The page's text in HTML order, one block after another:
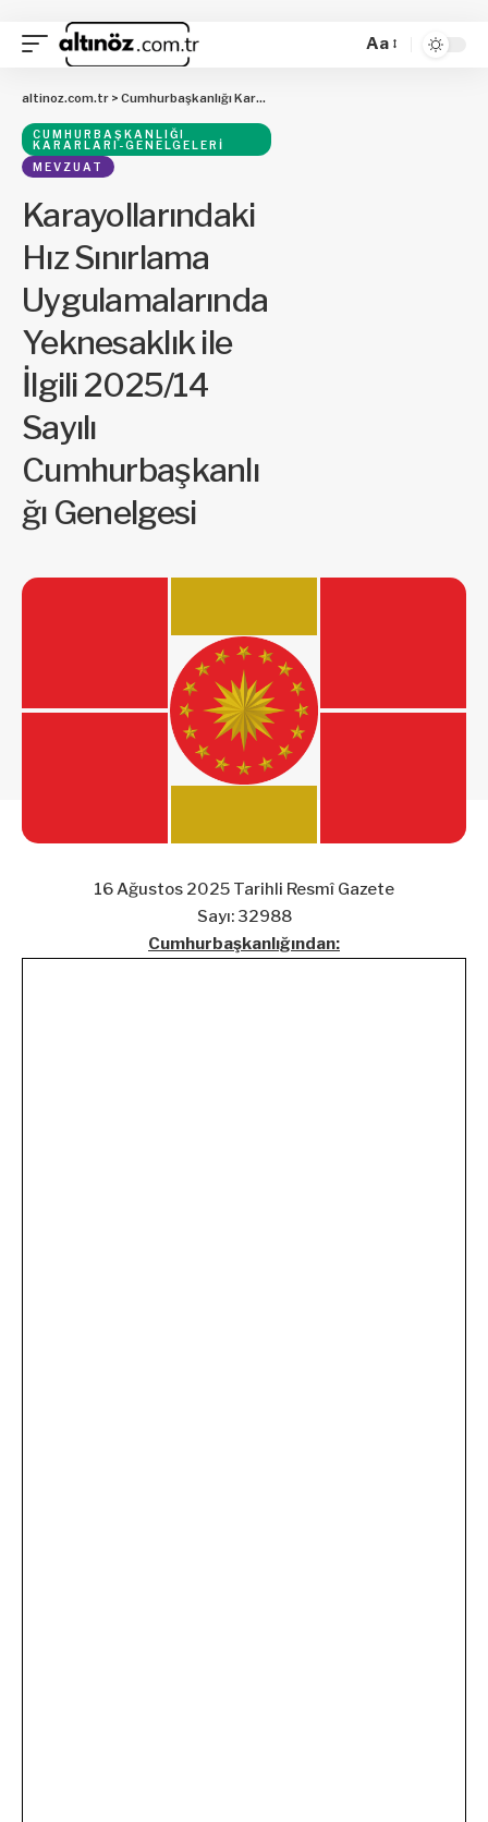
Aa
altinoz.com.tr > Cumhurbaşkanlığı Kararları-Genelgeleri
CUMHURBAŞKANLIĞI
KARARLARI-GENELGELERI
MEVZUAT
Karayollarındaki
Hız Sınırlama
Uygulamalarında
Yeknesaklık ile
İlgili 2025/14
Sayılı
Cumhurbaşkanlı
ğı Genelgesi
16 Ağustos 2025 Tarihli Resmî Gazete
Sayı: 32988
Cumhurbaşkanlığından: